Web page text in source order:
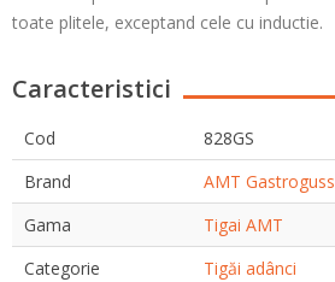
toate plitele, exceptand cele cu inductie.
Caracteristici
Cod
828GS
Brand
AMT Gastroguss
Gama
Tigai AMT
Categorie
Tigăi adânci